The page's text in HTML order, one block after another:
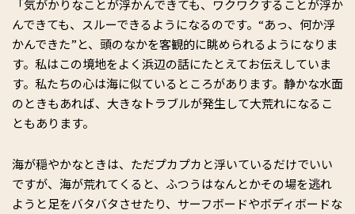
「気がかりなことが浮かんできても、ワクワクすることが浮か
んできても、スルーできるようになるのです。“あっ、何か浮
かんできた”と、頭のなかを客観的に眺められるようになりま
す。私はこの境地をよく浜辺の話にたとえてお伝えしていま
す。私たちの心は海に似ているところがあります。静かな水面
のときもあれば、大きなトラブルが発生して大荒れになるこ
ともあります。
海が穏やかなときは、ただプカプカと浮いているだけでいい
ですが、海が荒れてくると、ふつうはなんとかその場を逃れ
ようと足をバタバタさせたり、サーフボードやボディボードな